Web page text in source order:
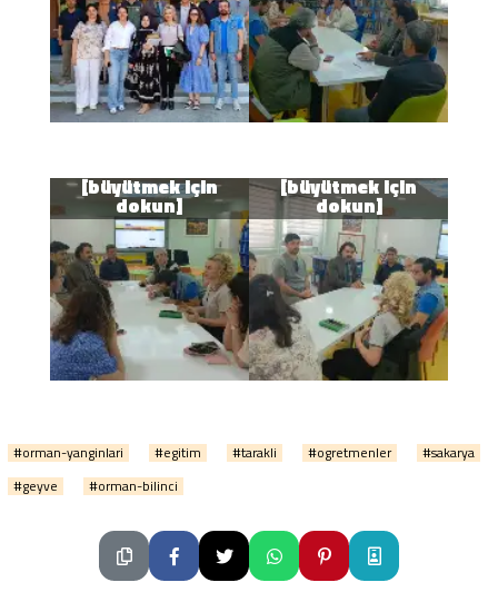
#orman-yanginlari #egitim #tarakli #ogretmenler
#sakarya
#geyve
#orman-bilinci